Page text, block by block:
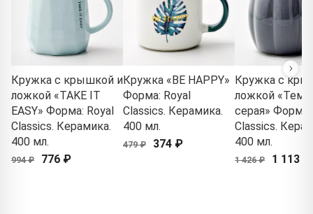
Кружка с крышкой и
ложкой «TAKE IT
EASY» Форма: Royal
Classics. Керамика.
400 мл.
994 ₽ 776 ₽
Кружка «BE HAPPY»
Форма: Royal
Classics. Керамика.
400 мл.
479 ₽ 374 ₽
Кружка с
ложкой
серая» Форма:
Classics.
400 мл.
1 426 ₽ 1 113 ₽